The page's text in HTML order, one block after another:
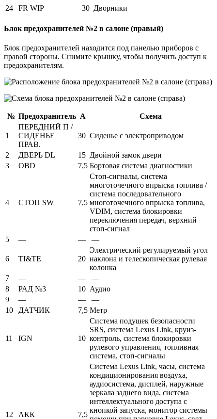
24
FR WIP 30 Дворники
Блок предохранителей №2 в салоне (правый)
Блок предохранителей находится под панелью приборов с
правой стороны. Снимите крышку, чтобы получить доступ к
предохранителям.
№ Предохранитель А Схема
1
ПЕРЕДНИЙ П /
СИДЕНЬЕ
ПРАВ.
30 Сиденье с электроприводом
2 ДВЕРЬ DL 15 Двойной замок двери
3
OBD 7,5 Бортовая система диагностики
4 СТОП SW 7,5
Стоп-сигналы, система
многоточечного впрыска топлива /
система последовательного
многоточечного впрыска топлива,
VDIM, система блокировки
переключения передач, верхний
стоп-сигнал
5
— — —
6 TI&TE 20
Электрический регулируемый угол
наклона и телескопическая рулевая
колонка
7
— —
—
8
РАД №3 10 Аудио
9
— —
—
10
ДАТЧИК 7,5 Метр
11 IGN 10
Система подушек безопасности
SRS, система Lexus Link, круиз-
контроль, система блокировки
рулевого управления, топливная
система, стоп-сигналы
12 АКК 7,5
Система Lexus Link, часы, система
кондиционирования воздуха,
аудиосистема, дисплей, наружные
зеркала заднего вида, система
интеллектуального доступа с
кнопкой запуска, монитор системы